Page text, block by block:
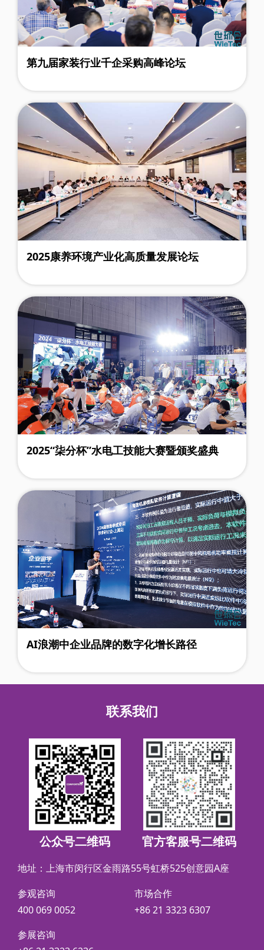
第九届家装行业千企采购高峰论坛
2025康养环境产业化高质量发展论坛
2025“柒分杯”水电工技能大赛暨颁奖盛典
AI浪潮中企业品牌的数字化增长路径
联系我们
公众号二维码 官方客服号二维码
地址：上海市闵行区金雨路55号虹桥525创意园A座
参观咨询
400 069 0052
市场合作
+86 21 3323 6307
参展咨询